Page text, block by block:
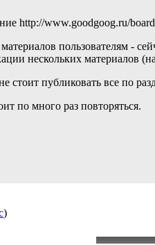
http://www.goodgoog.ru/
пользователям -
нескольких материалов
стоит публиковать все по
по много раз повторяться.
)